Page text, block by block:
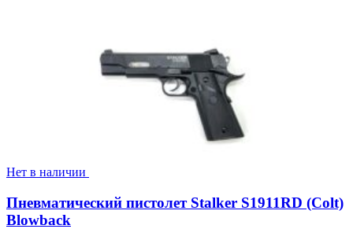
Нет в наличии
Пневматический пистолет Stalker S1911RD (Colt)
Blowback